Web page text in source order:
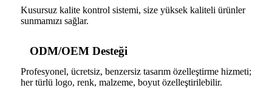
Kusursuz kalite kontrol sistemi, size yüksek kaliteli ürünler
sunmamızı sağlar.
ODM/OEM Desteği
Profesyonel, ücretsiz, benzersiz tasarım özelleştirme hizmeti;
her türlü logo, renk, malzeme, boyut özelleştirilebilir.